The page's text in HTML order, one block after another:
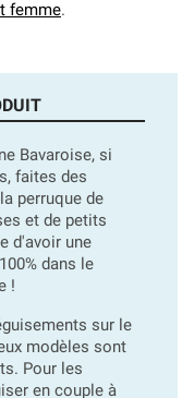
femme.
Bavaroise, si
faites des
perruque de
et de petits
d'avoir une
dans le
!
sur le
modèles sont
Pour les
en couple à